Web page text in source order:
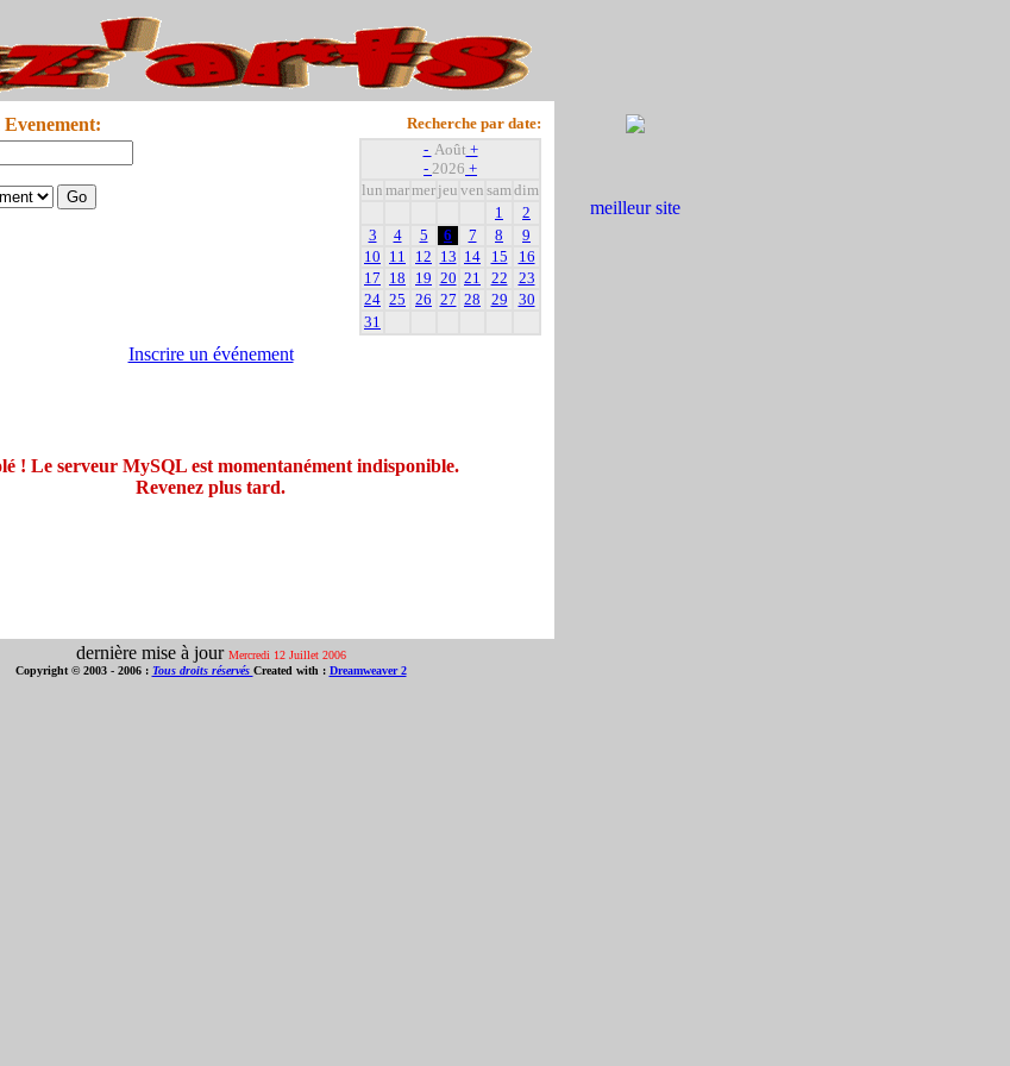
Recherche par date:
- Août +
- 2026 +
lun marmer jeu ven samdim
1
2
3
4 5 6 7 8
9
10 11 12 13 14 15
16
17 18 19 20 21 22
23
24 25 26 27 28 29
30
31
Inscrire un événement
! Le serveur MySQL est momentanément indisponible.
Revenez plus tard.
dernière mise à jour Mercredi 12 Juillet 2006
Copyright © 2003 - 2006 : Tous droits réservés Created with : Dreamweaver 2